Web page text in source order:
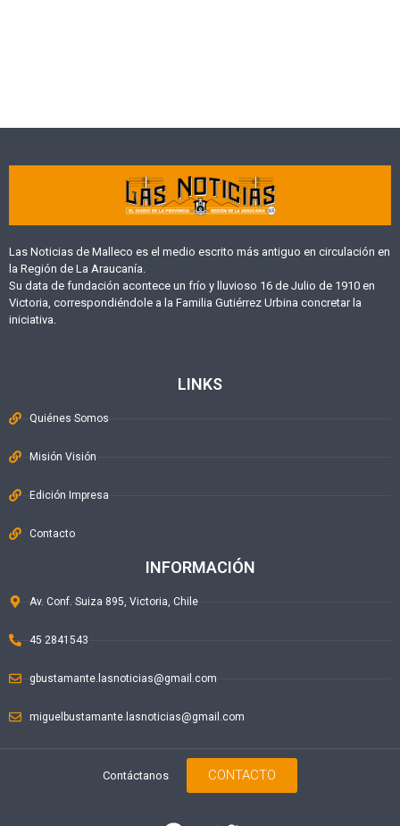
Las Noticias de Malleco es el medio escrito más antiguo en circulación en
la Región de La Araucanía.
Su data de fundación acontece un frío y lluvioso 16 de Julio de 1910 en
Victoria, correspondiéndole a la Familia Gutiérrez Urbina concretar la
iniciativa.
LINKS
Quiénes Somos
Misión Visión
Edición Impresa
Contacto
INFORMACIÓN
Av. Conf. Suiza 895, Victoria, Chile
45 2841543
gbustamante.lasnoticias@gmail.com
miguelbustamante.lasnoticias@gmail.com
Contáctanos CONTACTO